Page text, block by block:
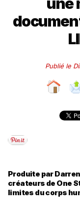
Publié le
Produite par
créateurs de One
limites du corps